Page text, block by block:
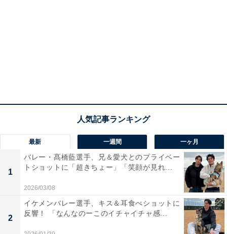
最新 一週間 一ヶ月
1
バレー・髙橋藍選手、兄＆愛犬とのプライベー
トショットに「超きちょー」「笑顔が見れ...
2026/03/08
2
イケメンバレー選手、キス＆耳食べショットに
反響！ 「なんなのーこのイチャイチャ感...